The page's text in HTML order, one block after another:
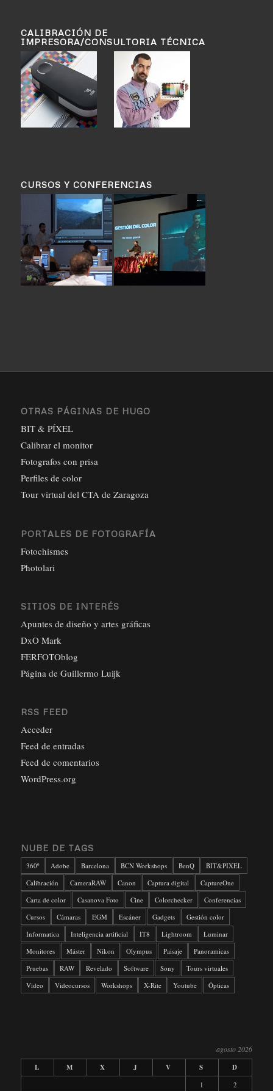
CALIBRACIÓN DE
IMPRESORA/CONSULTORIA TÉCNICA
CURSOS Y CONFERENCIAS
OTRAS PÁGINAS DE HUGO
BIT & PÍXEL
Calibrar el monitor
Fotografos con prisa
Perfiles de color
Tour virtual del CTA de Zaragoza
PORTALES DE FOTOGRAFÍA
Fotochismes
Photolari
SITIOS DE INTERÉS
Apuntes de diseño y artes gráficas
DxO Mark
FERFOTOblog
Página de Guillermo Luijk
RSS FEED
Acceder
Feed de entradas
Feed de comentarios
WordPress.org
NUBE DE TAGS
360º Adobe Barcelona BCN Workshops BenQ
BIT&PIXEL
Calibración
CameraRAW Canon Captura digital
CaptureOne
Carta de color
Casanova Foto Cine Colorchecker
Conferencias
Cursos
Cámaras EGM Escáner Gadgets
Gestión color
Informatica
Inteligencia artificial IT8 Lightroom
Luminar
Monitores
Máster Nikon Olympus Paisaje
Panoramicas
Pruebas
RAW Revelado Software Sony
Tours virtuales
Video
Videocursos Workshops X-Rite Youtube Ópticas
agosto 2026
L
M X J V S D
1
2